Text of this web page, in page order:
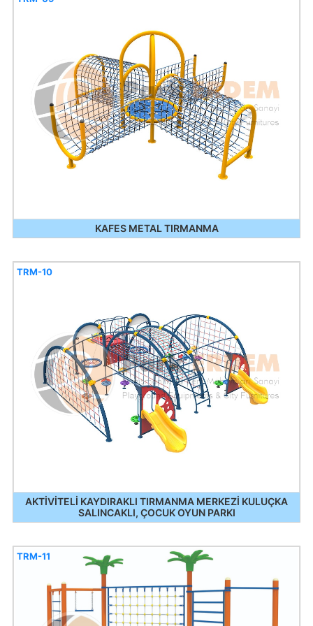
KAFES METAL TIRMANMA
AKTİVİTELİ KAYDIRAKLI TIRMANMA MERKEZİ KULUÇKA
SALINCAKLI, ÇOCUK OYUN PARKI
TRM-10
TRM-11